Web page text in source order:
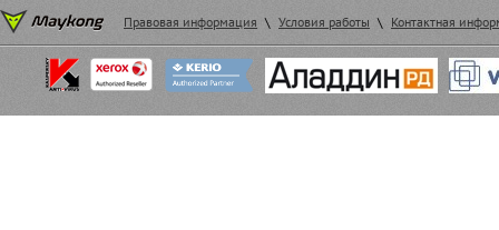
Правовая информация \ Условия работы \ Контактная